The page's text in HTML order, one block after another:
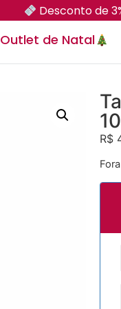
Desconto de
Outlet de Natal
R$